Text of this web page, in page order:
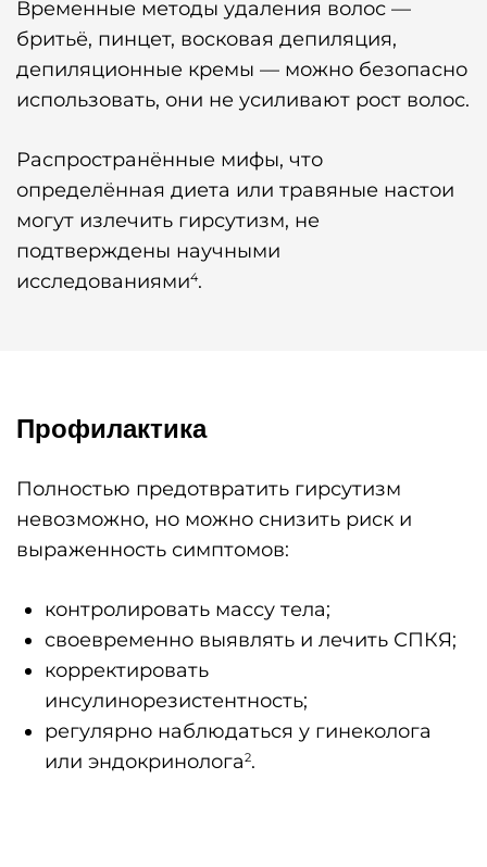
Временные методы удаления волос —
бритьё, пинцет, восковая депиляция,
депиляционные кремы — можно безопасно
использовать, они не усиливают рост волос.
Распространённые мифы, что
определённая диета или травяные настои
могут излечить гирсутизм, не
подтверждены научными
исследованиями4.
Профилактика
Полностью предотвратить гирсутизм
невозможно, но можно снизить риск и
выраженность симптомов:
контролировать массу тела;
своевременно выявлять и лечить СПКЯ;
корректировать
инсулинорезистентность;
регулярно наблюдаться у гинеколога
или эндокринолога2.